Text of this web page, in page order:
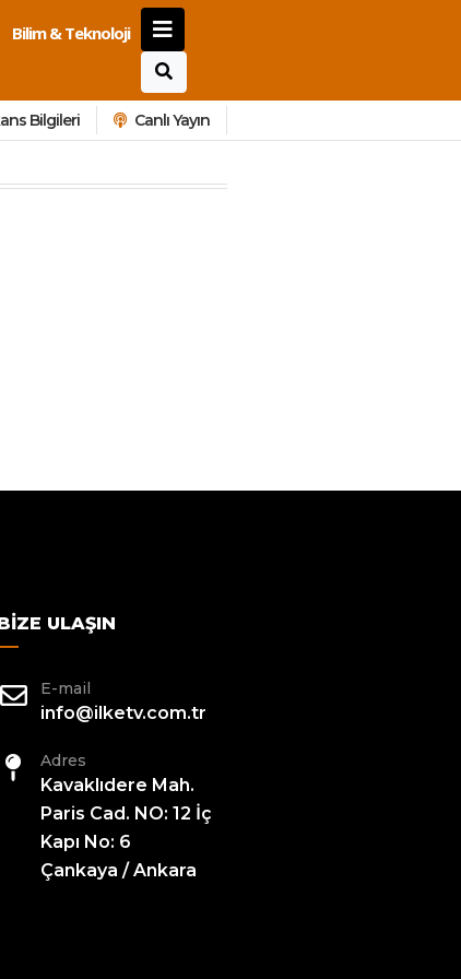
Bilim & Teknoloji
Bilgileri Canlı Yayın
ULAŞIN
E-mail
info@ilketv.com.tr
Adres
Kavaklıdere Mah.
Paris Cad. NO: 12 İç
Kapı No: 6
Çankaya / Ankara